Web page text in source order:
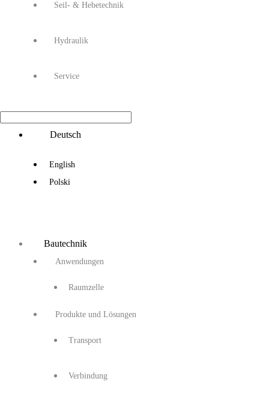
Seil- & Hebetechnik
Hydraulik
Service
Deutsch
English
Polski
Bautechnik
Anwendungen
Raumzelle
Produkte und Lösungen
Transport
Verbindung